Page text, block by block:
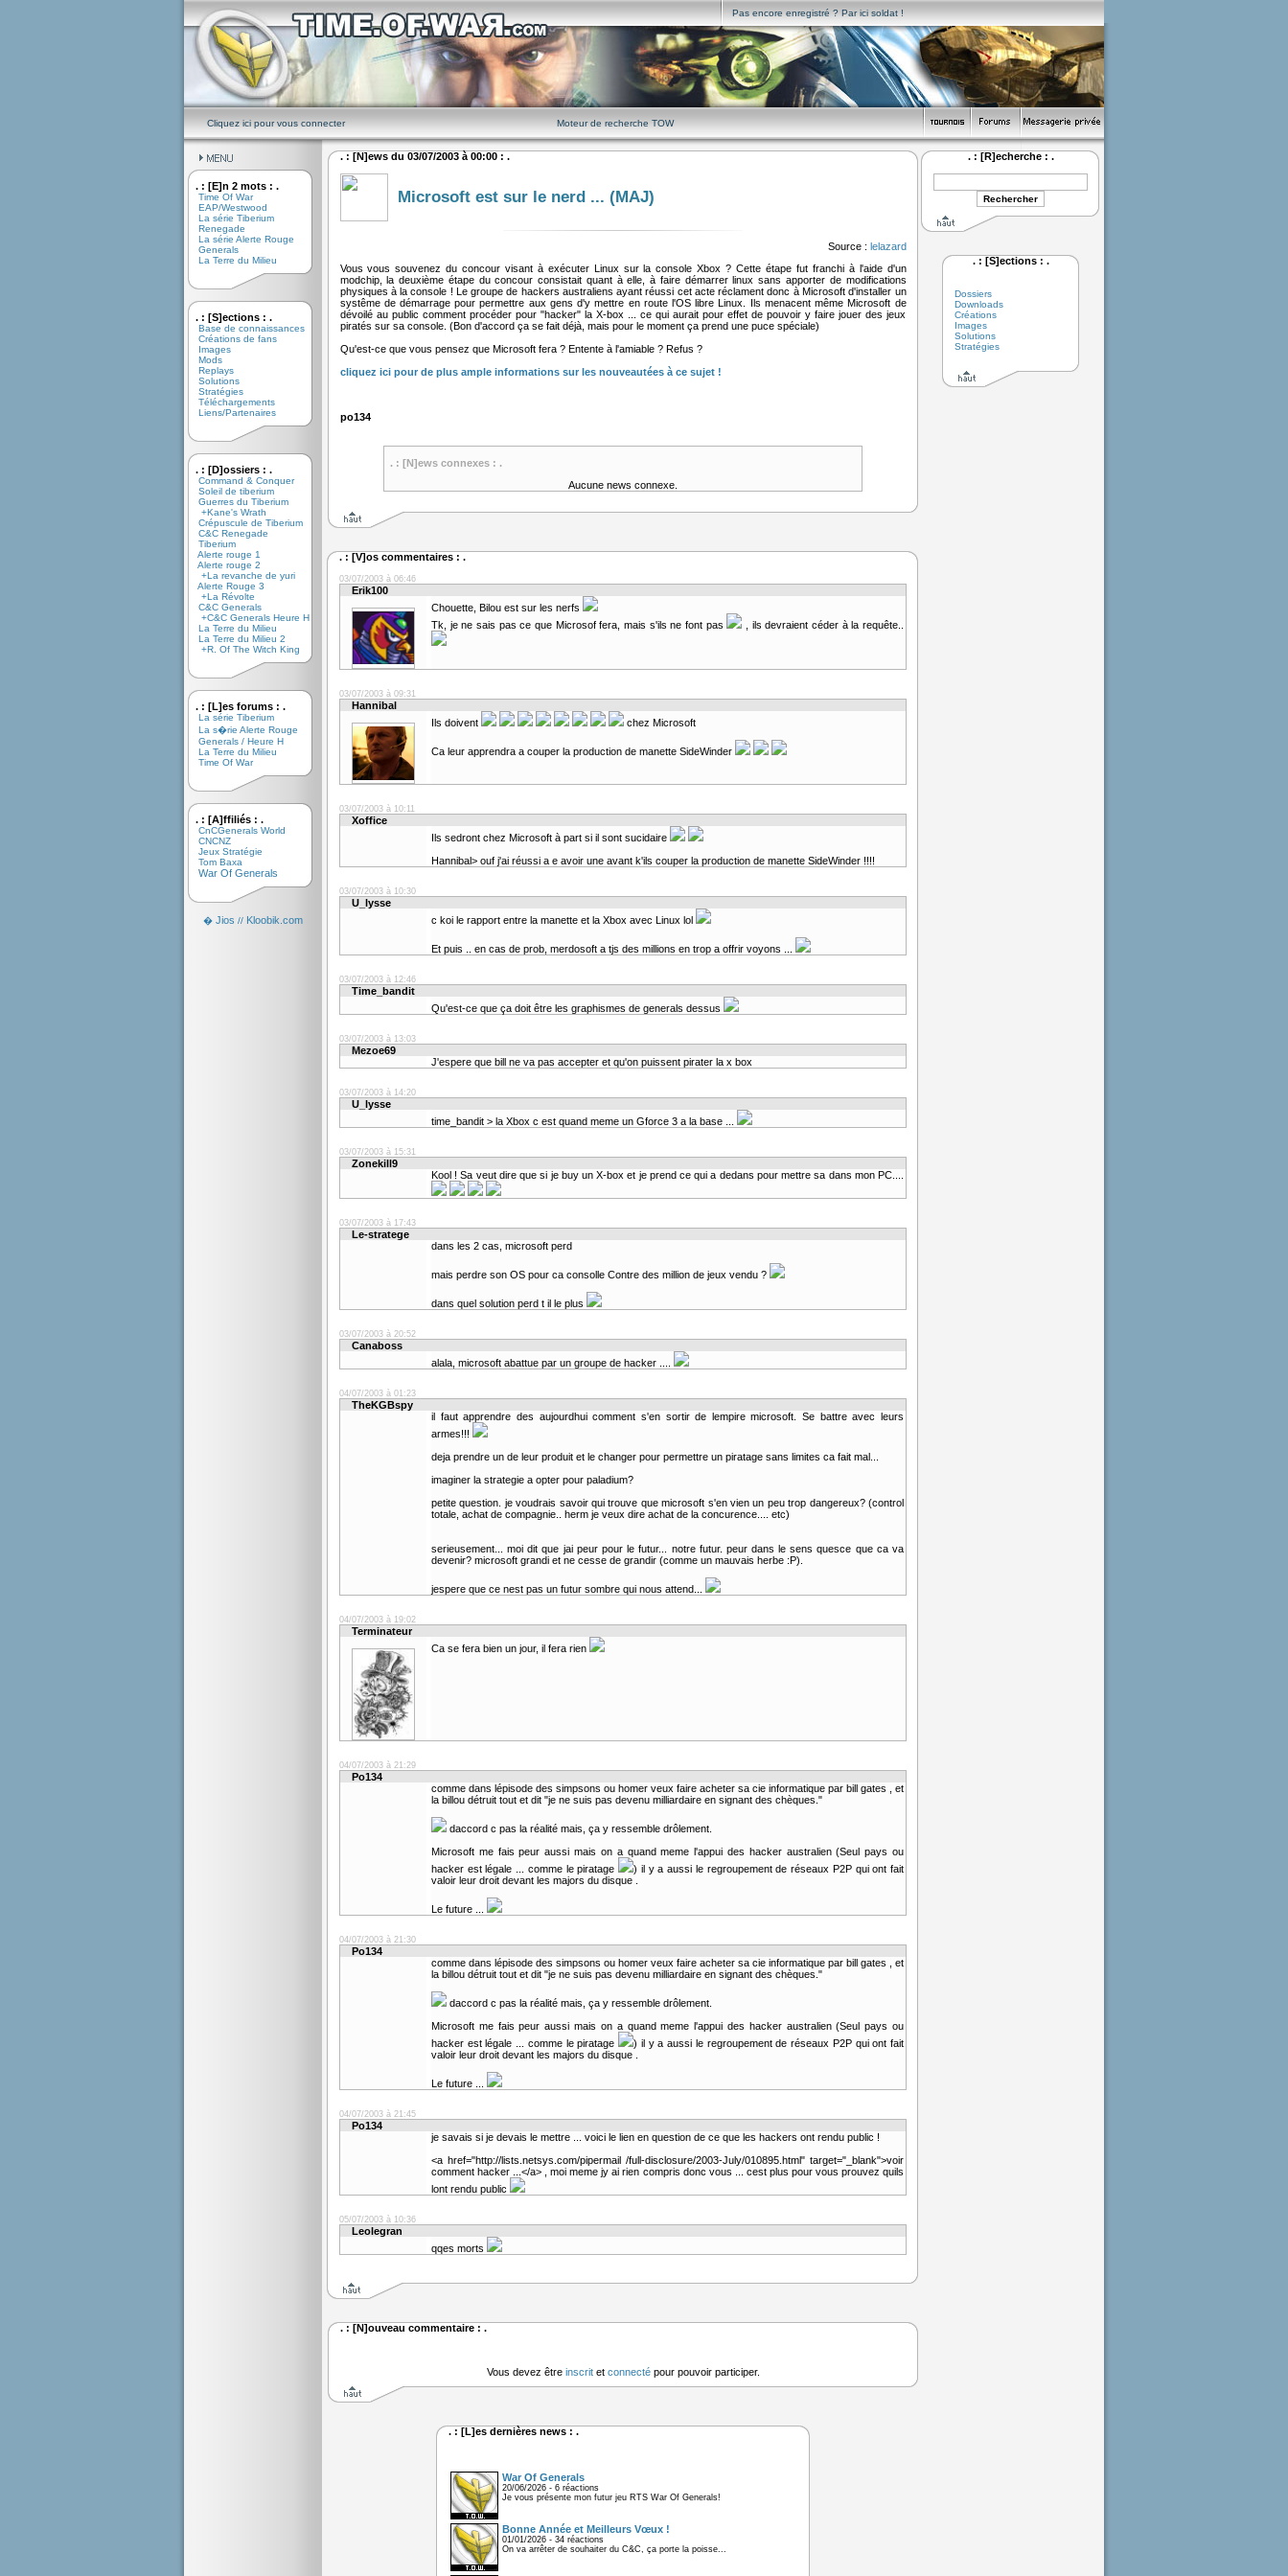
Pas encore enregistré ? Par ici soldat !
Cliquez ici pour vous connecter Moteur de recherche TOW
. : [E]n 2 mots : .
Time Of War
EAP/Westwood
La série Tiberium
Renegade
La série Alerte Rouge
Generals
La Terre du Milieu
. : [S]ections : .
Base de connaissances
Créations de fans
Images
Mods
Replays
Solutions
Stratégies
Téléchargements
Liens/Partenaires
. : [D]ossiers : .
Command & Conquer
Soleil de tiberium
Guerres du Tiberium
+Kane's Wrath
Crépuscule de Tiberium
C&C Renegade
Tiberium
Alerte rouge 1
Alerte rouge 2
+La revanche de yuri
Alerte Rouge 3
+La Révolte
C&C Generals
+C&C Generals Heure H
La Terre du Milieu
La Terre du Milieu 2
+R. Of The Witch King
. : [L]es forums : .
La série Tiberium
La s�rie Alerte Rouge
Generals / Heure H
La Terre du Milieu
Time Of War
. : [A]ffiliés : .
CnCGenerals World
CNCNZ
Jeux Stratégie
Tom Baxa
War Of Generals
� Jios // Kloobik.com
. : [N]ews du 03/07/2003 à 00:00 : .
Microsoft est sur le nerd ... (MAJ)
Source : lelazard
Vous vous souvenez du concour visant à exécuter Linux sur la console Xbox ? Cette étape fut franchi à l'aide d'un
modchip, la deuxième étape du concour consistait quant à elle, à faire démarrer linux sans apporter de modifications
physiques à la console ! Le groupe de hackers australiens ayant réussi cet acte réclament donc à Microsoft d'installer un
systême de démarrage pour permettre aux gens d'y mettre en route l'OS libre Linux. Ils menacent même Microsoft de
dévoilé au public comment procéder pour "hacker" la X-box ... ce qui aurait pour effet de pouvoir y faire jouer des jeux
piratés sur sa console. (Bon d'accord ça se fait déjà, mais pour le moment ça prend une puce spéciale)
Qu'est-ce que vous pensez que Microsoft fera ? Entente à l'amiable ? Refus ?
cliquez ici pour de plus ample informations sur les nouveautées à ce sujet !
po134
. : [N]ews connexes : .
Aucune news connexe.
. : [V]os commentaires : .
03/07/2003 à 06:46
Erik100
Chouette, Bilou est sur les nerfs
Tk, je ne sais pas ce que Microsof fera, mais s'ils ne font pas
, ils devraient céder à la requête..
03/07/2003 à 09:31
Hannibal
Ils doivent
chez Microsoft
Ca leur apprendra a couper la production de manette SideWinder
03/07/2003 à 10:11
Xoffice
Ils sedront chez Microsoft à part si il sont sucidaire
Hannibal> ouf j'ai réussi a e avoir une avant k'ils couper la production de manette SideWinder !!!!
03/07/2003 à 10:30
U_lysse
c koi le rapport entre la manette et la Xbox avec Linux lol
Et puis .. en cas de prob, merdosoft a tjs des millions en trop a offrir voyons ...
03/07/2003 à 12:46
Time_bandit
Qu'est-ce que ça doit être les graphismes de generals dessus
03/07/2003 à 13:03
Mezoe69
J'espere que bill ne va pas accepter et qu'on puissent pirater la x box
03/07/2003 à 14:20
U_lysse
time_bandit > la Xbox c est quand meme un Gforce 3 a la base ...
03/07/2003 à 15:31
Zonekill9
Kool ! Sa veut dire que si je buy un X-box et je prend ce qui a dedans pour mettre sa dans mon PC....
03/07/2003 à 17:43
Le-stratege
dans les 2 cas, microsoft perd
mais perdre son OS pour ca consolle Contre des million de jeux vendu ?
dans quel solution perd t il le plus
03/07/2003 à 20:52
Canaboss
alala, microsoft abattue par un groupe de hacker ....
04/07/2003 à 01:23
TheKGBspy
il faut apprendre des aujourdhui comment s'en sortir de lempire microsoft. Se battre avec leurs
armes!!!
deja prendre un de leur produit et le changer pour permettre un piratage sans limites ca fait mal...
imaginer la strategie a opter pour paladium?
petite question. je voudrais savoir qui trouve que microsoft s'en vien un peu trop dangereux? (control
totale, achat de compagnie.. herm je veux dire achat de la concurence.... etc)
serieusement... moi dit que jai peur pour le futur... notre futur. peur dans le sens quesce que ca va
devenir? microsoft grandi et ne cesse de grandir (comme un mauvais herbe :P).
jespere que ce nest pas un futur sombre qui nous attend...
04/07/2003 à 19:02
Terminateur
Ca se fera bien un jour, il fera rien
04/07/2003 à 21:29
Po134
comme dans lépisode des simpsons ou homer veux faire acheter sa cie informatique par bill gates , et
la billou détruit tout et dit "je ne suis pas devenu milliardaire en signant des chèques."
daccord c pas la réalité mais, ça y ressemble drôlement.
Microsoft me fais peur aussi mais on a quand meme l'appui des hacker australien (Seul pays ou
hacker est légale ... comme le piratage
) il y a aussi le regroupement de réseaux P2P qui ont fait
valoir leur droit devant les majors du disque .
Le future ...
04/07/2003 à 21:30
Po134
comme dans lépisode des simpsons ou homer veux faire acheter sa cie informatique par bill gates , et
la billou détruit tout et dit "je ne suis pas devenu milliardaire en signant des chèques."
daccord c pas la réalité mais, ça y ressemble drôlement.
Microsoft me fais peur aussi mais on a quand meme l'appui des hacker australien (Seul pays ou
hacker est légale ... comme le piratage
) il y a aussi le regroupement de réseaux P2P qui ont fait
valoir leur droit devant les majors du disque .
Le future ...
04/07/2003 à 21:45
Po134
je savais si je devais le mettre ... voici le lien en question de ce que les hackers ont rendu public !
<a href="http://lists.netsys.com/pipermail /full-disclosure/2003-July/010895.html" target="_blank">voir
comment hacker ...</a> , moi meme jy ai rien compris donc vous ... cest plus pour vous prouvez quils
lont rendu public
05/07/2003 à 10:36
Leolegran
qqes morts
. : [N]ouveau commentaire : .
Vous devez être inscritet connectépour pouvoir participer.
. : [L]es dernières news : .
War Of Generals
20/06/2026 - 6 réactions
Je vous présente mon futur jeu RTS War Of Generals!
Bonne Année et Meilleurs Vœux !
01/01/2026 - 34 réactions
On va arrêter de souhaiter du C&C, ça porte la poisse...
. : [R]echerche : .
. : [S]ections : .
Dossiers
Downloads
Créations
Images
Solutions
Stratégies